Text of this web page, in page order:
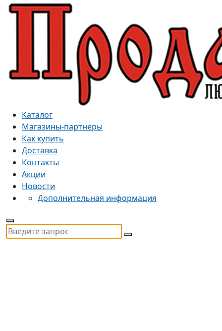
Каталог
Магазины-партнеры
Как купить
Доставка
Контакты
Акции
Новости
Дополнительная информация